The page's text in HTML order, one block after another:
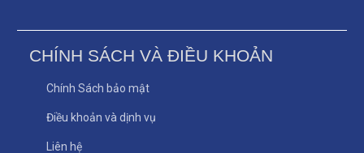
CHÍNH SÁCH VÀ ĐIỀU KHOẢN
Chính Sách bảo mật
Điều khoản và dịnh vụ
Liên hệ